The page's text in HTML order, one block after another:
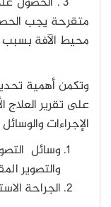
محيط الآفة بسبب
وتكمن أهمية
على تقرير العلاج
الإجراءات والوسائل
وسائل
والتصوير
الجراحة